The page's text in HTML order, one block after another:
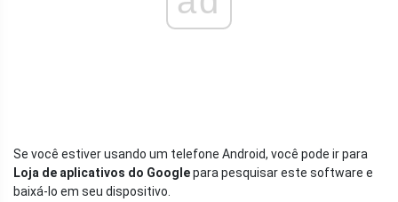
Se você estiver usando um telefone Android, você pode ir para
Loja de aplicativos do Googlepara pesquisar este software e
baixá-lo em seu dispositivo.